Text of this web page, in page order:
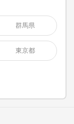
群馬県
東京都